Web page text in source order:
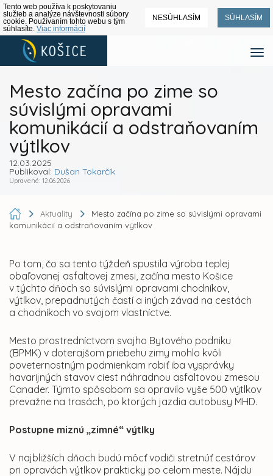
Tento web používa k poskytovaniu
služieb a analýze návštevnosti súbory
cookie. Používaním tohto webu s tým
súhlasíte. Viac informácií
NESÚHLASÍM SÚHLASÍM
Mesto začína po zime so
súvislými opravami
komunikácií a odstraňovaním
výtlkov
12.03.2025
Publikoval: Dušan Tokarčík
Upravené: 12.06.2026
Aktuality
Mesto začína po zime so súvislými opravami
komunikácií a odstraňovaním výtlkov
Po tom, čo sa tento týždeň spustila výroba teplej
obaľovanej asfaltovej zmesi, začína mesto Košice
v týchto dňoch so súvislými opravami chodníkov,
výtlkov, prepadnutých častí a iných závad na cestách
a chodníkoch vo svojom vlastníctve.
Mesto prostredníctvom svojho Bytového podniku
(BPMK) v doterajšom priebehu zimy mohlo kvôli
poveternostným podmienkam robiť iba vysprávky
havarijných stavov ciest náhradnou asfaltovou zmesou
Canader. Týmto spôsobom sa opravilo vyše 500 výtlkov
prevažne na trasách, po ktorých jazdia autobusy MHD.
Postupne miznú „zimné“ výtlky
V najbližších dňoch budú môcť vodiči stretnúť cestárov
pri opravách výtlkov prakticky po celom meste. Nájdu